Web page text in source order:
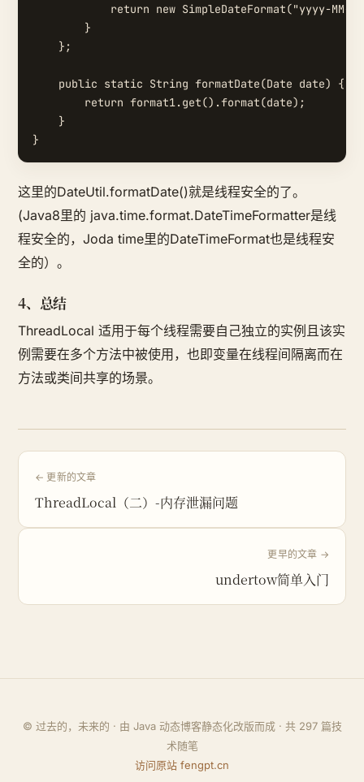
return new SimpleDateFormat("yyyy-MM-
        }
    };
    public static String formatDate(Date date) {
        return format1.get().format(date);
    }
这里的DateUtil.formatDate()就是线程安全的了。
(Java8里的 java.time.format.DateTimeFormatter是线
程安全的，Joda time里的DateTimeFormat也是线程安
全的）。
4、总结
ThreadLocal 适用于每个线程需要自己独立的实例且该实
例需要在多个方法中被使用，也即变量在线程间隔离而在
方法或类间共享的场景。
← 更新的文章
ThreadLocal（二）-内存泄漏问题
更早的文章 →
undertow简单入门
© 过去的，未来的 · 由 Java 动态博客静态化改版而成 · 共 297篇技
术随笔
访问原站 fengpt.cn